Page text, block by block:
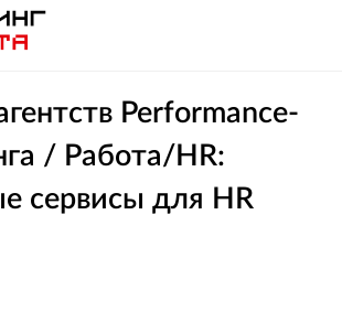
Performance-
/ Работа/HR:
сервисы для HR